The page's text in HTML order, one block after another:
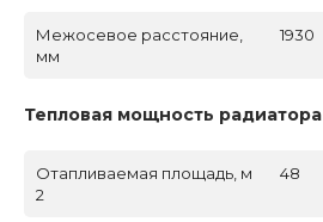
Межосевое расстояние,
мм
1930
Тепловая мощность радиатора
Отапливаемая площадь, м
2
48